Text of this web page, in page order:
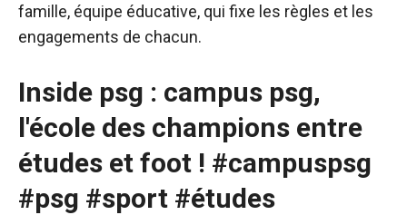
famille, équipe éducative, qui fixe les règles et les
engagements de chacun.
Inside psg : campus psg,
l'école des champions entre
études et foot ! #campuspsg
#psg #sport #études